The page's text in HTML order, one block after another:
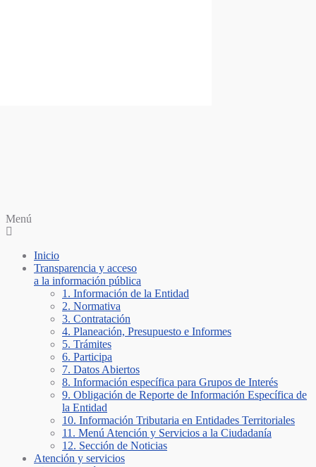
Menú
Inicio
Transparencia y acceso
a la información pública
1. Información de la Entidad
2. Normativa
3. Contratación
4. Planeación, Presupuesto e Informes
5. Trámites
6. Participa
7. Datos Abiertos
8. Información específica para Grupos de Interés
9. Obligación de Reporte de Información Específica de
la Entidad
10. Información Tributaria en Entidades Territoriales
11. Menú Atención y Servicios a la Ciudadanía
12. Sección de Noticias
Atención y servicios